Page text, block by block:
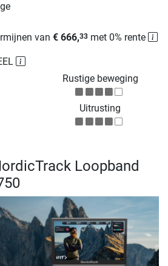
Rustige beweging
Uitrusting
van € 666,33 met 0% rente
Loopband